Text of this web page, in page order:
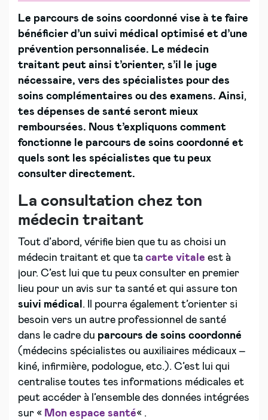
Le parcours de soins coordonné vise à te faire
bénéficier d’un suivi médical optimisé et d’une
prévention personnalisée. Le médecin
traitant peut ainsi t’orienter, s’il le juge
nécessaire, vers des spécialistes pour des
soins complémentaires ou des examens. Ainsi,
tes dépenses de santé seront mieux
remboursées. Nous t’expliquons comment
fonctionne le parcours de soins coordonné et
quels sont les spécialistes que tu peux
consulter directement.
La consultation chez ton
médecin traitant
Tout d’abord, vérifie bien que tu as choisi un
médecin traitant et que ta carte vitale est à
jour. C’est lui que tu peux consulter en premier
lieu pour un avis sur ta santé et qui assure ton
suivi médical . Il pourra également t’orienter si
besoin vers un autre professionnel de santé
dans le cadre du parcours de soins coordonné
(médecins spécialistes ou auxiliaires médicaux –
kiné, infirmière, podologue, etc.). C’est lui qui
centralise toutes tes informations médicales et
peut accéder à l’ensemble des données intégrées
sur « Mon espace santé« .